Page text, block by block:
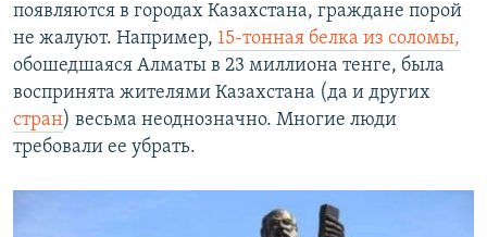
появляются в городах Казахстана, граждане порой
не жалуют. Например, 15-тонная белка из соломы,
обошедшаяся Алматы в 23 миллиона тенге, была
воспринята жителями Казахстана (да и других
стран) весьма неоднозначно. Многие люди
требовали ее убрать.